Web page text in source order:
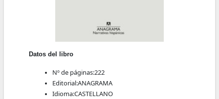
Datos del libro
Nº de páginas:222
Editorial:ANAGRAMA
Idioma:CASTELLANO